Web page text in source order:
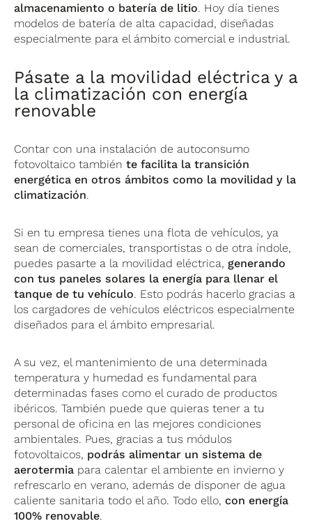
almacenamiento o batería de litio. Hoy día tienes
modelos de batería de alta capacidad, diseñadas
especialmente para el ámbito comercial e industrial.
Pásate a la movilidad eléctrica y a
la climatización con energía
renovable
Contar con una instalación de autoconsumo
fotovoltaico tambiénte facilita la transición
energética en otros ámbitos como la movilidad y la
climatización.
Si en tu empresa tienes una flota de vehículos, ya
sean de comerciales, transportistas o de otra índole,
puedes pasarte a la movilidad eléctrica, generando
con tus paneles solares la energía para llenar el
tanque de tu vehículo. Esto podrás hacerlo gracias a
los cargadores de vehículos eléctricos especialmente
diseñados para el ámbito empresarial.
A su vez, el mantenimiento de una determinada
temperatura y humedad es fundamental para
determinadas fases como el curado de productos
ibéricos. También puede que quieras tener a tu
personal de oficina en las mejores condiciones
ambientales. Pues, gracias a tus módulos
fotovoltaicos, podrás alimentar un sistema de
aerotermia para calentar el ambiente en invierno y
refrescarlo en verano, además de disponer de agua
caliente sanitaria todo el año. Todo ello,con energía
100% renovable.